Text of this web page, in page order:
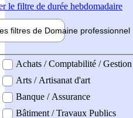
le filtre de durée hebdomadaire
filtres de Domaine professionnel
professionel
Achats / Comptabilité / Gestion
Arts / Artisanat d'art
Banque / Assurance
Bâtiment / Travaux Publics